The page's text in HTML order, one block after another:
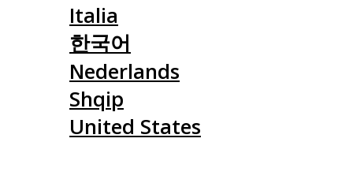
Italia
한국어
Nederlands
Shqip
United States